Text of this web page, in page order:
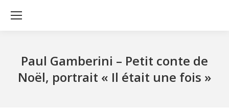
Paul Gamberini – Petit conte de
Noël, portrait « Il était une fois »